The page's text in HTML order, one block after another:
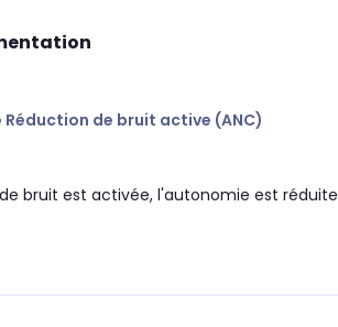
de bruit active (ANC)
bruit est activée, l'autonomie est réduite